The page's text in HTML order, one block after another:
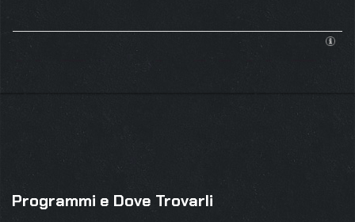
Programmi e Dove Trovarli